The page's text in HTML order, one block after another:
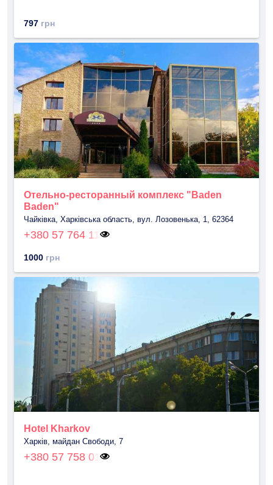
797 грн
Отельно-ресторанный комплекс "Baden
Baden"
Чайкiвка, Харківська область, вул. Лозовенька, 1, 62364
+380 57 764 11
1000 грн
Hotel Kharkov
Харків, майдан Свободи, 7
+380 57 758 01